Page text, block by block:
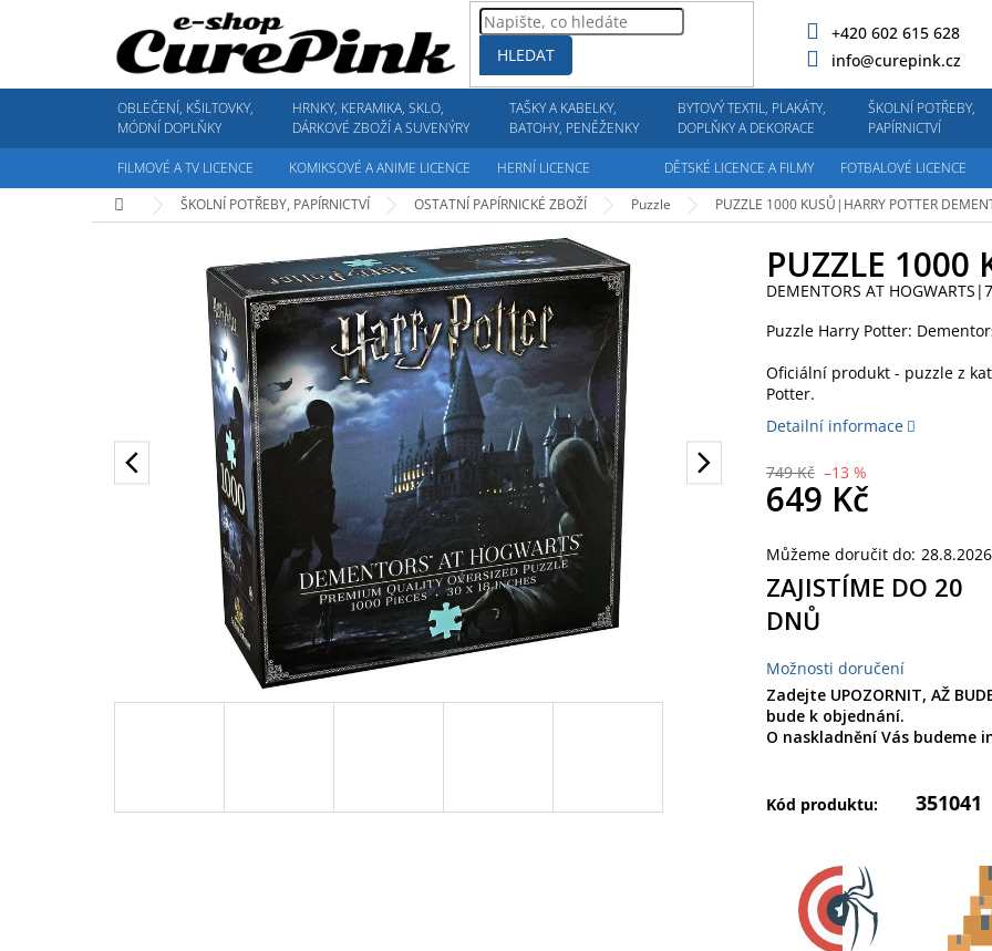
HLEDAT
+420 602 615 628
info@curepink.cz
OBLEČENÍ, KŠILTOVKY,
MÓDNÍ DOPLŇKY
HRNKY, KERAMIKA, SKLO,
DÁRKOVÉ ZBOŽÍ A SUVENÝRY
TAŠKY A KABELKY,
BATOHY, PENĚŽENKY
BYTOVÝ TEXTIL, PLAKÁTY,
DOPLŇKY A DEKORACE
ŠKOLNÍ POTŘEBY,
PAPÍRNICTVÍ
FILMOVÉ A TV LICENCE KOMIKSOVÉ A ANIME LICENCE HERNÍ LICENCE DĚTSKÉ LICENCE A FILMY
FOTBALOVÉ LICENCE
Domů
ŠKOLNÍ POTŘEBY, PAPÍRNICTVÍ OSTATNÍ PAPÍRNICKÉ ZBOŽÍ Puzzle PUZZLE 1000 KUSŮ|HARRY POTTER
PUZZLE 1000
DEMENTORS AT
Puzzle Harry Potter:
Oficiální produkt - puzzle z
Potter.
Detailní informace
749 Kč –13 %
649 Kč
cena:
Můžeme doručit do: 28.8.2026
ZAJISTÍME DO 20
DNŮ
Možnosti doručení
Zadejte UPOZORNIT, AŽ
bude k objednání.
O naskladnění Vás budeme
Kód produktu: 351041